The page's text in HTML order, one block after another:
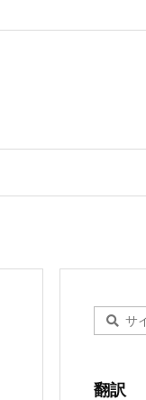
翻訳